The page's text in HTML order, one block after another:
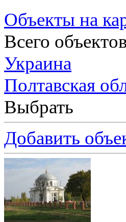
Объекты на
Всего
Украина
Полтавская
Выбрать
Добавить